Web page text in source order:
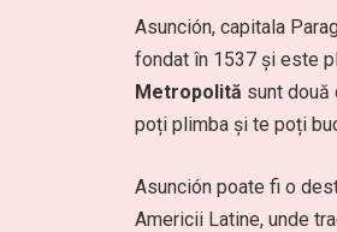
Asunción, capitala
fondat în 1537 și este
Metropolită sunt două
poți plimba și te poți
Asunción poate fi o
Americii Latine, unde